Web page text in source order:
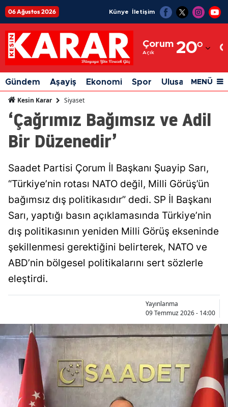
06 Ağustos 2026 Künye İletişim
Çorum
Açık 20°
Adıyaman
Afyonkarahisar
Ağrı
Amasya
Artvin
Aydın
Balıkesir
Bilecik
Bingöl
Bolu
Burdur
Bursa
Çanakkale
Çankırı
Gündem Aşayiş Ekonomi Spor Ulusal Siyaset
MENÜ
Kesin Karar Siyaset
‘Çağrımız Bağımsız ve Adil
Bir Düzenedir’
Saadet Partisi Çorum İl Başkanı Şuayip Sarı,
“Türkiye’nin rotası NATO değil, Milli Görüş’ün
bağımsız dış politikasıdır” dedi. SP İl Başkanı
Sarı, yaptığı basın açıklamasında Türkiye’nin
dış politikasının yeniden Milli Görüş ekseninde
şekillenmesi gerektiğini belirterek, NATO ve
ABD’nin bölgesel politikalarını sert sözlerle
eleştirdi.
Yayınlanma
09 Temmuz 2026 - 14:00